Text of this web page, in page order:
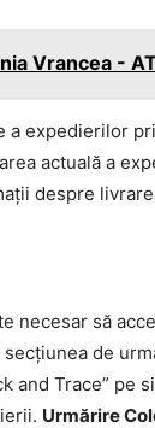
Vrancea -
a expedierilor
actuală a
despre
necesar să
de
and Trace” pe
Urmărire